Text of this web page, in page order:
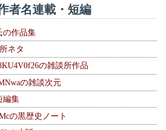
者名連載・短編
の作品集
ネタ
の雑談所作品
の雑談次元
編集
の黒歴史ノート